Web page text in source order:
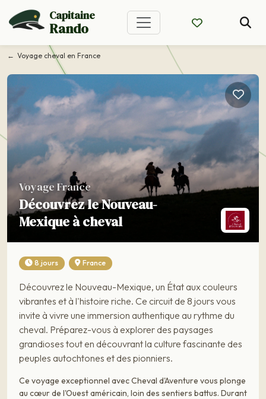
Capitaine
Rando
Voyage cheval en France
Voyage France
Découvrez le Nouveau-
Mexique à cheval
8 jours France
Découvrez le Nouveau-Mexique, un État aux couleurs
vibrantes et à l'histoire riche. Ce circuit de 8 jours vous
invite à vivre une immersion authentique au rythme du
cheval. Préparez-vous à explorer des paysages
grandioses tout en découvrant la culture fascinante des
peuples autochtones et des pionniers.
Ce voyage exceptionnel avec Cheval d'Aventure vous plonge
au cœur de l'Ouest américain, loin des sentiers battus. Durant